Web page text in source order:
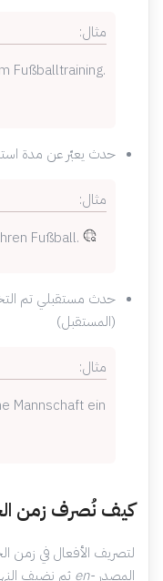
مثال:
Fußballtraining.
حدث يعبّر عن مدة
مثال:
Fußball.
حدث مستقبلي تم
(المستقبل)
مثال:
Mannschaft ein
كيف نُصرف زمن
لتصريف الأفعال في زمن
المصدر -en